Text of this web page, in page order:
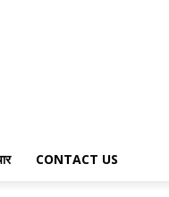
CONTACT US